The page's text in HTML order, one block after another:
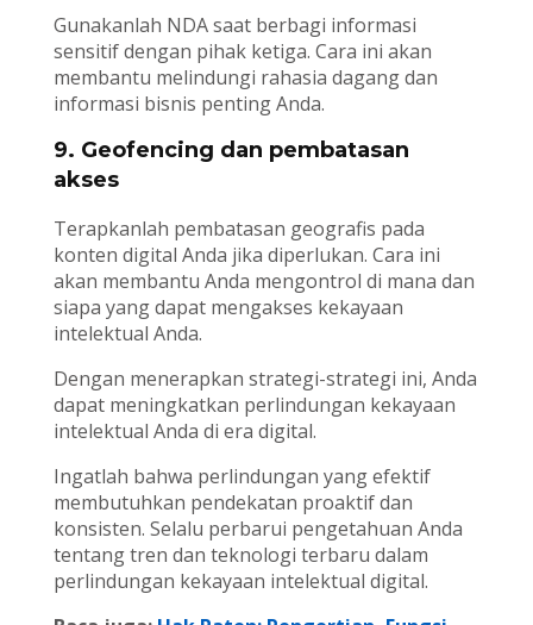
Gunakanlah NDA saat berbagi informasi
sensitif dengan pihak ketiga. Cara ini akan
membantu melindungi rahasia dagang dan
informasi bisnis penting Anda.
9. Geofencing dan pembatasan
akses
Terapkanlah pembatasan geografis pada
konten digital Anda jika diperlukan. Cara ini
akan membantu Anda mengontrol di mana dan
siapa yang dapat mengakses kekayaan
intelektual Anda.
Dengan menerapkan strategi-strategi ini, Anda
dapat meningkatkan perlindungan kekayaan
intelektual Anda di era digital.
Ingatlah bahwa perlindungan yang efektif
membutuhkan pendekatan proaktif dan
konsisten. Selalu perbarui pengetahuan Anda
tentang tren dan teknologi terbaru dalam
perlindungan kekayaan intelektual digital.